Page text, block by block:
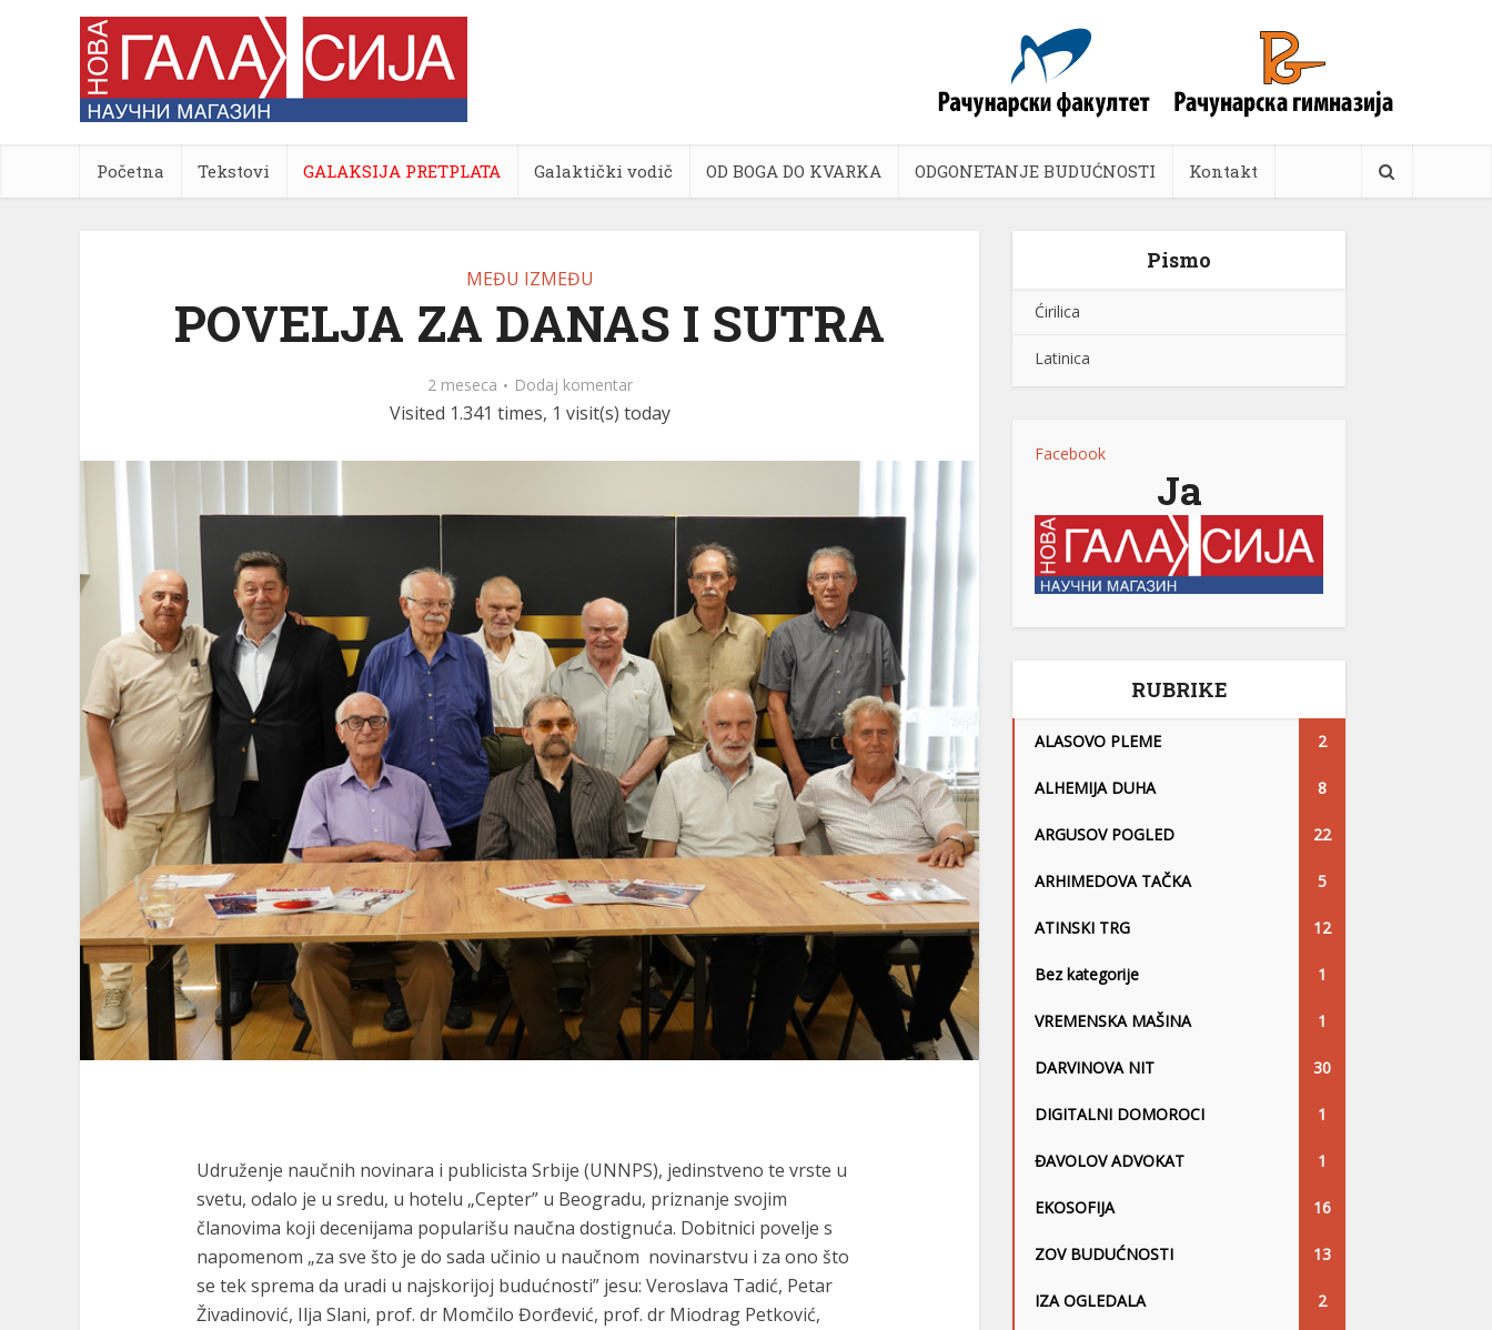
Početna Tekstovi GALAKSIJA PRETPLATA Galaktički vodič OD BOGA DO KVARKA ODGONETANJE BUDUĆNOSTI Kontakt
MEĐU IZMEĐU
POVELJA ZA DANAS I SUTRA
2 meseca Dodaj komentar
Visited 1.341 times, 1 visit(s) today
Udruženje naučnih novinara i publicista Srbije (UNNPS), jedinstveno te vrste u
svetu, odalo je u sredu, u hotelu „Cepter” u Beogradu, priznanje svojim
članovima koji decenijama popularišu naučna dostignuća. Dobitnici povelje s
napomenom „za sve što je do sada učinio u naučnom novinarstvu i za ono što
se tek sprema da uradi u najskorijoj budućnosti” jesu: Veroslava Tadić, Petar
Živadinović, Ilja Slani, prof. dr Momčilo Đorđević, prof. dr Miodrag Petković,
Pismo
Ćirilica
Latinica
Facebook
Ja
RUBRIKE
ALASOVO PLEME 2
ALHEMIJA DUHA 8
ARGUSOV POGLED 22
ARHIMEDOVA TAČKA 5
ATINSKI TRG 12
Bez kategorije 1
VREMENSKA MAŠINA 1
DARVINOVA NIT 30
DIGITALNI DOMOROCI 1
ĐAVOLOV ADVOKAT 1
EKOSOFIJA 16
ZOV BUDUĆNOSTI 13
IZA OGLEDALA 2